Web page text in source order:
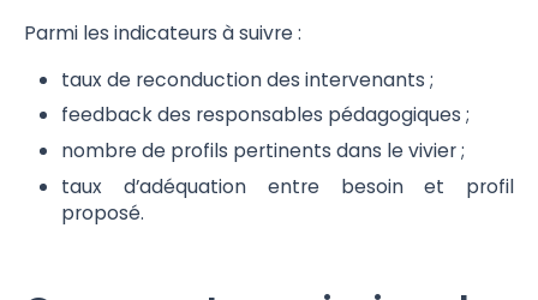
Parmi les indicateurs à suivre :
taux de reconduction des intervenants ;
feedback des responsables pédagogiques ;
nombre de profils pertinents dans le vivier ;
taux d’adéquation entre besoin et profil
proposé.